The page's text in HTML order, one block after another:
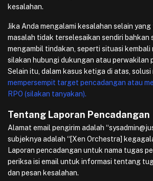
kesalahan.
Jika Anda mengalami kesalahan selain
masalah tidak terselesaikan sendiri bahkan
mengambil tindakan, seperti situasi kembali
silakan hubungi dukungan atau perwakilan
Selain itu, dalam kasus ketiga di atas, solusi
mempersempit target pencadangan atau
RPO (silakan tanyakan).
Tentang Laporan Pencadangan
Alamat email pengirim adalah
subjeknya adalah “[Xen Orchestra]
Laporan pencadangan untuk nama tugas
periksa isi email untuk informasi tentang
dan pesan kesalahan.